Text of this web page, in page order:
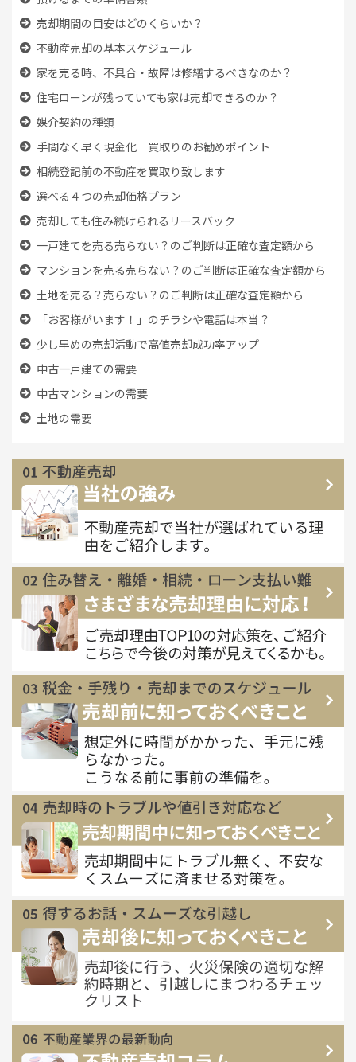
売却期間の目安はどのくらいか？
不動産売却の基本スケジュール
家を売る時、 不具合・故障は修繕するべきなのか？
住宅ローンが残っていても家は売却できるのか？
媒介契約の種類
手間なく早く現金化 買取りのお勧めポイント
相続登記前の不動産を買取り致します
選べる４つの売却価格プラン
売却しても住み続けられるリースバック
一戸建てを売る売らない？のご判断は正確な査定額から
マンションを売る売らない？のご判断は正確な査定額から
土地を売る？売らない？のご判断は正確な査定額から
「お客様がいます！」のチラシや電話は本当？
少し早めの売却活動で高値売却成功率アップ
中古一戸建ての需要
中古マンションの需要
土地の需要